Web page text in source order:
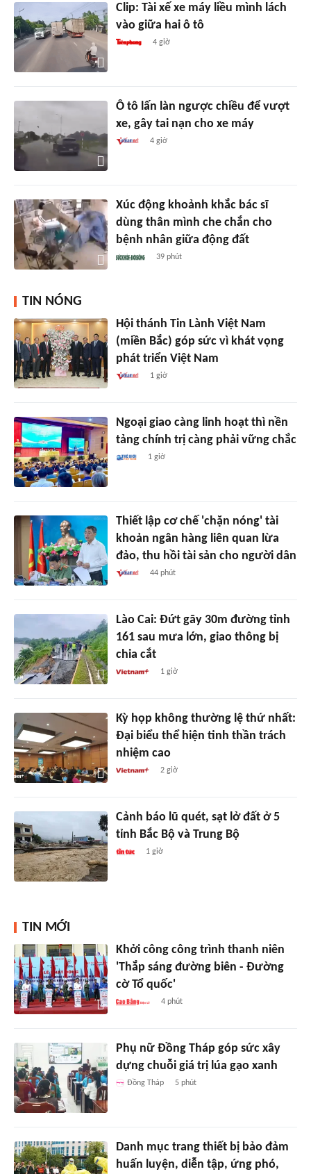
Clip: Tài xế xe máy liều mình lách
vào giữa hai ô tô
4 giờ
Ô tô lấn làn ngược chiều để vượt
xe, gây tai nạn cho xe máy
4 giờ
Xúc động khoảnh khắc bác sĩ
dùng thân mình che chắn cho
bệnh nhân giữa động đất
39 phút
TIN NÓNG
Hội thánh Tin Lành Việt Nam
(miền Bắc) góp sức vì khát vọng
phát triển Việt Nam
1 giờ
Ngoại giao càng linh hoạt thì nền
tảng chính trị càng phải vững chắc
1 giờ
Thiết lập cơ chế 'chặn nóng' tài
khoản ngân hàng liên quan lừa
đảo, thu hồi tài sản cho người dân
44 phút
Lào Cai: Đứt gãy 30m đường tỉnh
161 sau mưa lớn, giao thông bị
chia cắt
1 giờ
Kỳ họp không thường lệ thứ nhất:
Đại biểu thể hiện tinh thần trách
nhiệm cao
2 giờ
Cảnh báo lũ quét, sạt lở đất ở 5
tỉnh Bắc Bộ và Trung Bộ
1 giờ
TIN MỚI
Khởi công công trình thanh niên
'Thắp sáng đường biên - Đường
cờ Tổ quốc'
4 phút
Phụ nữ Đồng Tháp góp sức xây
dựng chuỗi giá trị lúa gạo xanh
Đồng Tháp 5 phút
Danh mục trang thiết bị bảo đảm
huấn luyện, diễn tập, ứng phó,